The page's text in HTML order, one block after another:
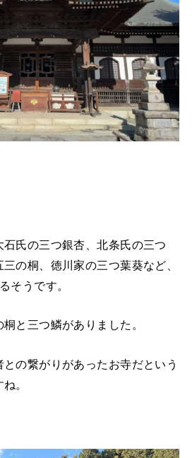
氏の三つ銀杏、北条氏の三つ
の桐、徳川家の三つ葉葵など、
そうです。
と三つ鱗がありました。
の繋がりがあったお寺だという
。